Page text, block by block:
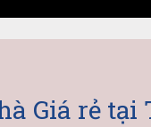
Giá rẻ tại